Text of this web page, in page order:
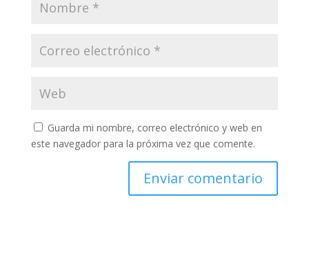
Guarda mi nombre, correo electrónico y web en
este navegador para la próxima vez que comente.